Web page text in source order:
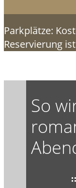
Parkplätze:
Reservierung
So